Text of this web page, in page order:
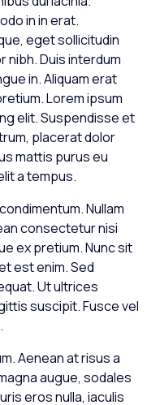
in in erat.
eget sollicitudin
nibh. Duis interdum
in. Aliquam erat
Lorem ipsum
elit. Suspendisse et
placerat dolor
mattis purus eu
a tempus.
Nullam
consectetur nisi
ex pretium. Nunc sit
est enim. Sed
Ut ultrices
suscipit. Fusce vel
Aenean at risus a
augue, sodales
eros nulla, iaculis